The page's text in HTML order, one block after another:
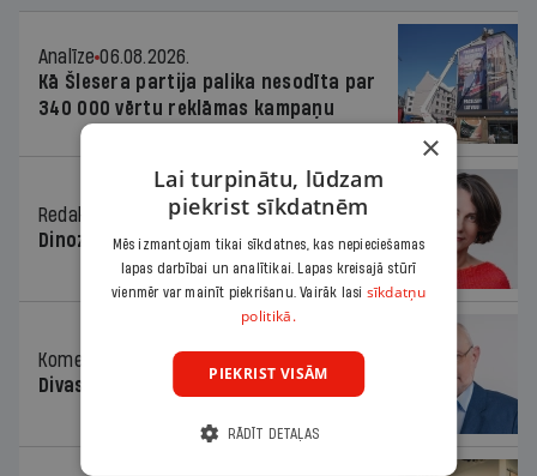
Analīze 06.08.2026.
Kā Šlesera partija palika nesodīta par
340 000 vērtu reklāmas kampaņu
Redaktores sleja 06.08.2026.
Dinozaura triks
Komentārs
06.08.2026.
Divas koalīcijas
×
Lai turpinātu, lūdzam
piekrist sīkdatnēm
Mēs izmantojam tikai sīkdatnes, kas nepieciešamas
lapas darbībai un analītikai. Lapas kreisajā stūrī
vienmēr var mainīt piekrišanu. Vairāk lasi sīkdatņu
politikā.
PIEKRIST VISĀM
RĀDĪT DETAĻAS